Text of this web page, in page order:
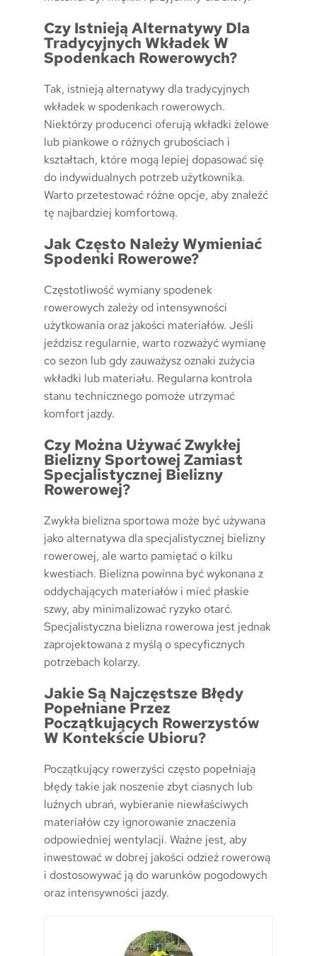
Czy Istnieją Alternatywy Dla
Tradycyjnych Wkładek W
Spodenkach Rowerowych?
Tak, istnieją alternatywy dla tradycyjnych
wkładek w spodenkach rowerowych.
Niektórzy producenci oferują wkładki żelowe
lub piankowe o różnych grubościach i
kształtach, które mogą lepiej dopasować się
do indywidualnych potrzeb użytkownika.
Warto przetestować różne opcje, aby znaleźć
tę najbardziej komfortową.
Jak Często Należy Wymieniać
Spodenki Rowerowe?
Częstotliwość wymiany spodenek
rowerowych zależy od intensywności
użytkowania oraz jakości materiałów. Jeśli
jeździsz regularnie, warto rozważyć wymianę
co sezon lub gdy zauważysz oznaki zużycia
wkładki lub materiału. Regularna kontrola
stanu technicznego pomoże utrzymać
komfort jazdy.
Czy Można Używać Zwykłej
Bielizny Sportowej Zamiast
Specjalistycznej Bielizny
Rowerowej?
Zwykła bielizna sportowa może być używana
jako alternatywa dla specjalistycznej bielizny
rowerowej, ale warto pamiętać o kilku
kwestiach. Bielizna powinna być wykonana z
oddychających materiałów i mieć płaskie
szwy, aby minimalizować ryzyko otarć.
Specjalistyczna bielizna rowerowa jest jednak
zaprojektowana z myślą o specyficznych
potrzebach kolarzy.
Jakie Są Najczęstsze Błędy
Popełniane Przez
Początkujących Rowerzystów
W Kontekście Ubioru?
Początkujący rowerzyści często popełniają
błędy takie jak noszenie zbyt ciasnych lub
luźnych ubrań, wybieranie niewłaściwych
materiałów czy ignorowanie znaczenia
odpowiedniej wentylacji. Ważne jest, aby
inwestować w dobrej jakości odzież rowerową
i dostosowywać ją do warunków pogodowych
oraz intensywności jazdy.